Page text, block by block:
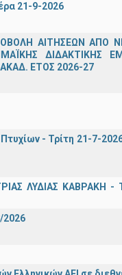
21-9-2026
ΑΙΤΗΣΕΩΝ ΑΠΟ
ΔΙΔΑΚΤΙΚΗΣ
ΕΤΟΣ 2026-27
- Τρίτη 21-7-
ΛΥΔΙΑΣ ΚΑΒΡΑΚΗ
2026